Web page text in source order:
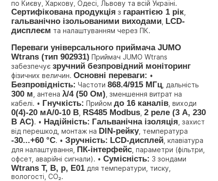
Сертифікована продукція з гарантією 1 рік
гальванічно ізольованими виходами LCD-
дисплеєм та налаштуванням через ПК.
Переваги універсального приймача JUMO
Wtrans (тип 902931) Приймач JUMO Wtrans
забезпечує зручний безпровідний моніторинг
фізичних величин. Основні переваги:
Безпровідність: Частоти 868.4/915 МГц
300 м , антена λ/4 (50 Ом) , зменшення витрат на
кабелі. • Гнучкість: Прийом до 16 каналів
0(4)-20 мА/0-10 В RS485 Modbus 2 реле (3 A, 230
В AC). • Надійність: Гальванічна ізоляція , захист
від перешкод, монтаж на DIN-рейку
-30...+60 °C. • Зручність: LCD-дисплей , клавіатура
для налаштування, ПК-інтерфейс , параметри (фільтри,
офсет, аварійні сигнали). • Сумісність:
Wtrans T, B, p, E01 для температури, тиску,
вологості, CO₂.